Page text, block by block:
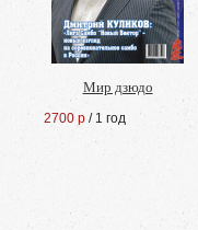
Мир дзюдо
2700 р / 1 год